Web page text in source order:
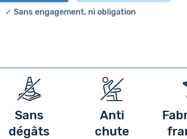
✓ Sans engagement, ni obligation
Sans
dégâts
Anti
chute